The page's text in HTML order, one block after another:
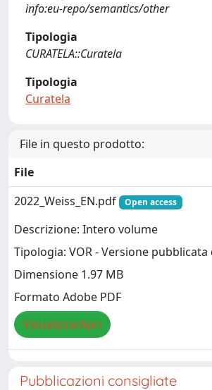
info:eu-repo/semantics/other
Tipologia
CURATELA::Curatela
Tipologia
Curatela
File in questo prodotto:
File
2022_Weiss_EN.pdf
Open access
Descrizione: Intero volume
Tipologia: VOR - Versione
Dimensione 1.97 MB
Formato Adobe PDF
Visualizza/Apri
Pubblicazioni consigliate